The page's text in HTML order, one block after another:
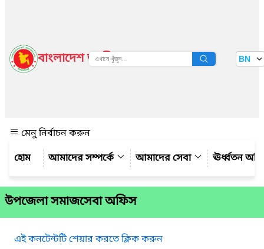
বাংলাদেশ জাতীয় তথ্য বাতায়ন BN
মেনু নির্বাচন করুন
আমাদের সম্পর্কে
আমাদের সেবা ঊর্ধ্বতন
উপজেলা সমাজসেবা অফিস
এই কনটেন্টটি শেয়ার করতে ক্লিক করুন